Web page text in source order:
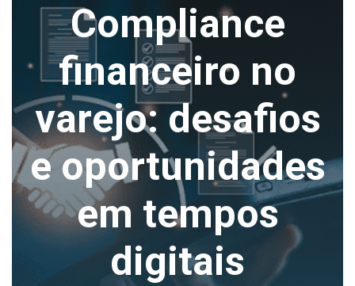
Compliance
financeiro no
varejo: desafios
e oportunidades
em tempos
digitais